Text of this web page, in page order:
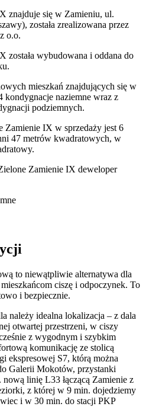
znajduje się w Zamieniu, ul.
została zrealizowana przez
o.o.
została wybudowana i oddana do
mieszkań znajdujących się w
kondygnacje naziemne wraz z
podziemnych.
IX w sprzedaży jest 6
47 metrów kwadratowych, w
Zamienie IX deweloper
to niewątpliwie alternatywa dla
ciszę i odpoczynek. To
i bezpiecznie.
należy idealna lokalizacja – z dala
otwartej przestrzeni, w ciszy
z wygodnym i szybkim
komunikację ze stolicą
ekspresowej S7, którą można
Galerii Mokotów, przystanki
nową linię L33 łączącą Zamienie z
z której w 9 min. dojedziemy
i w 30 min. do stacji PKP